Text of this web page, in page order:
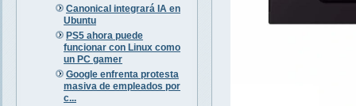
Canonical integrará IA en
Ubuntu
PS5 ahora puede
funcionar con Linux como
un PC gamer
Google enfrenta protesta
masiva de empleados por
c...